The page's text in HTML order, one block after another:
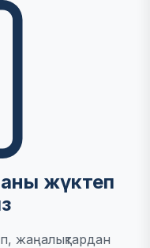
жүктеп
жаңалықтардан